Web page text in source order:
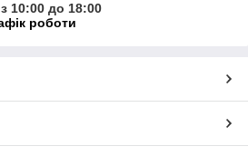
10:00 до 18:00
роботи